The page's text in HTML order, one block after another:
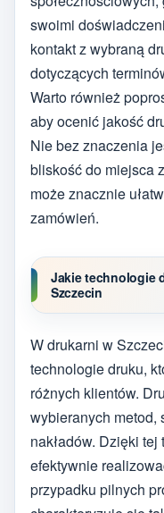
swoimi
kontakt z wybraną
dotyczących
Warto również
aby ocenić jakość
Nie bez znaczenia
bliskość do miejsca
może znacznie
zamówień.
Jakie technologie
Szczecin
W drukarni w
technologie druku,
różnych klientów.
wybieranych metod,
nakładów. Dzięki
efektywnie
przypadku pilnych